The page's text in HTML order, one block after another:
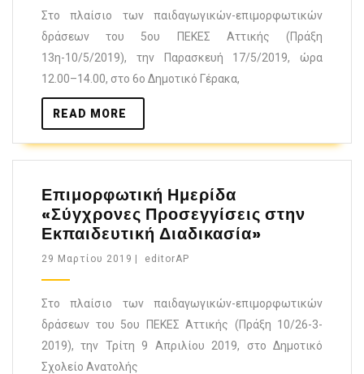
Στο πλαίσιο των παιδαγωγικών-επιμορφωτικών
δράσεων του 5ου ΠΕΚΕΣ Αττικής (Πράξη
13η-10/5/2019), την Παρασκευή 17/5/2019, ώρα
12.00–14.00, στο 6ο Δημοτικό Γέρακα,
READ MORE
Επιμορφωτική Ημερίδα
«Σύγχρονες Προσεγγίσεις στην
Εκπαιδευτική Διαδικασία»
29 Μαρτίου 2019 | editorAP
Στο πλαίσιο των παιδαγωγικών-επιμορφωτικών
δράσεων του 5ου ΠΕΚΕΣ Αττικής (Πράξη 10/26-3-
2019), την Τρίτη 9 Απριλίου 2019, στο Δημοτικό
Σχολείο Ανατολής